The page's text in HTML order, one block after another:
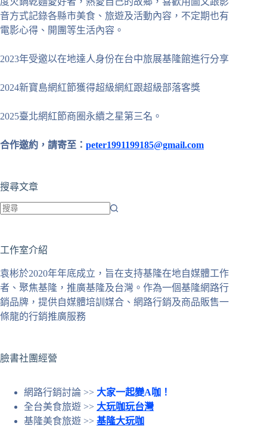
音方式記錄各縣市美食、旅遊及活動內容，不定期也有
電影心得、開團等生活內容。
2023年受邀以在地達人身份在台中旅展基隆館進行分享
2024新寶島網紅節獲得超級網紅跟超級部落客獎
2025臺北網紅節商圈永續之星第三名。
合作邀約，請寄至： peter1991199185@gmail.com
搜尋文章
到
合
條
件
的
果
工作室介紹
袁彬於2020年年底成立，旨在支持基隆在地自媒體工作
者、聚焦基隆，推廣基隆及台灣。作為一個基隆網路行
銷品牌，提供自媒體培訓媒合、網路行銷及商品販售一
條龍的行銷推廣服務
臉書社團經營
網路行銷討論 >> 大家一起變A咖！
全台美食旅遊 >> 大玩咖玩台灣
基隆美食旅遊 >> 基隆大玩咖